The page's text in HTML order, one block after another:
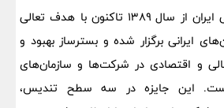
جایزه ملی مدیریت مالی ایران از سال ۱۳۸۹ تاکنون با هدف تعالی
ایرانی برگزار شده و بستر‌ساز بهبود و
و اقتصادی در شرکت‌ها و سازمان‌های
این جایزه در سه سطح تندیس،